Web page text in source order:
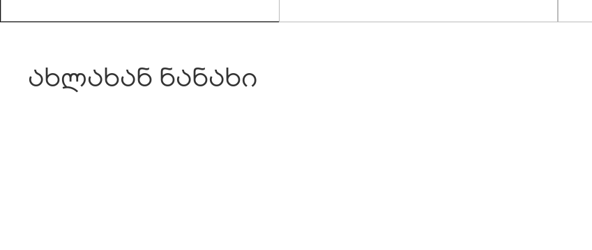
ახლახან ნანახი